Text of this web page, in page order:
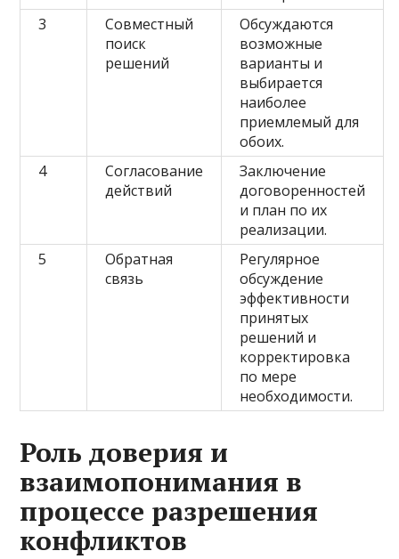
3
Совместный
поиск
решений
Обсуждаются
возможные
варианты и
выбирается
наиболее
приемлемый для
обоих.
4
Согласование
действий
Заключение
договоренностей
и план по их
реализации.
5
Обратная
связь
Регулярное
обсуждение
эффективности
принятых
решений и
корректировка
по мере
необходимости.
Роль доверия и
взаимопонимания в
процессе разрешения
конфликтов